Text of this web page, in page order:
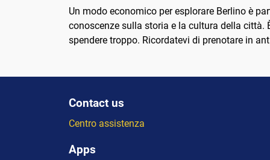
Un modo economico per esplorare Berlino è
conoscenze sulla storia e la cultura della
spendere troppo. Ricordatevi di prenotare in
Contact us
Centro assistenza
Apps